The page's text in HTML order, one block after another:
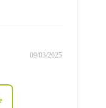
09/03/2025